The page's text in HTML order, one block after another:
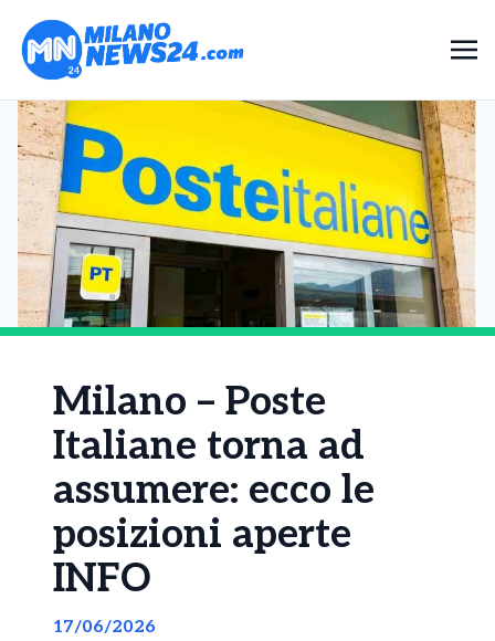
Milano – Poste
Italiane torna ad
assumere: ecco le
posizioni aperte
INFO
17/06/2026